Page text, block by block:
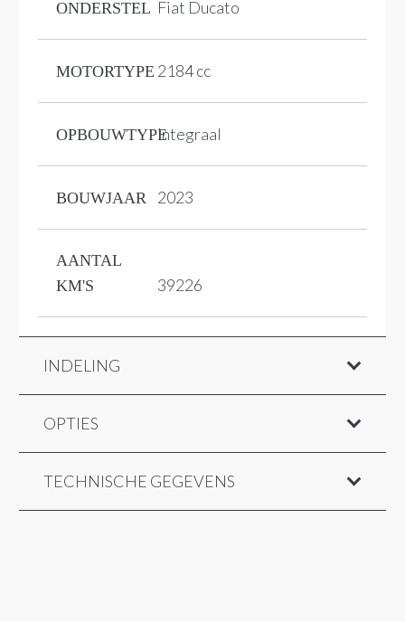
ONDERSTEL Fiat Ducato
MOTORTYPE 2184 cc
OPBOUWTYPEIntegraal
BOUWJAAR 2023
AANTAL
KM'S
39226
INDELING
OPTIES
TECHNISCHE GEGEVENS